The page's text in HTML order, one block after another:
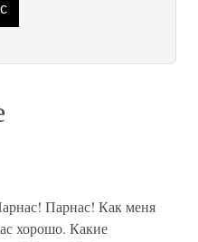
Парнас! Как меня
хорошо. Какие